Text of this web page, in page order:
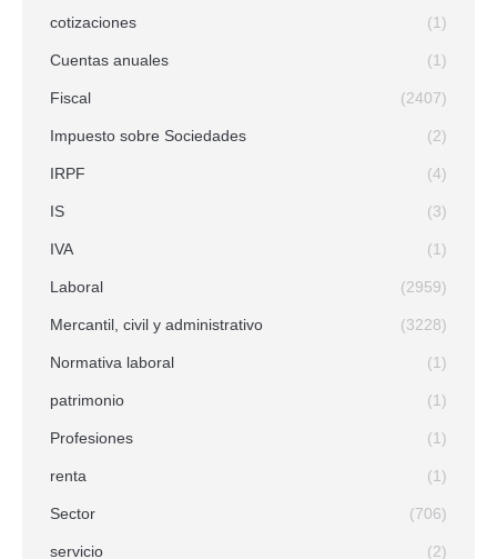
cotizaciones (1)
Cuentas anuales (1)
Fiscal (2407)
Impuesto sobre Sociedades (2)
IRPF (4)
IS (3)
IVA (1)
Laboral (2959)
Mercantil, civil y administrativo (3228)
Normativa laboral (1)
patrimonio (1)
Profesiones (1)
renta (1)
Sector (706)
servicio (2)